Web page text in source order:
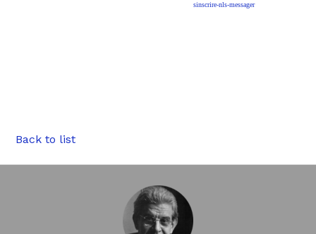
sinscrire-nls-messager
Back to list